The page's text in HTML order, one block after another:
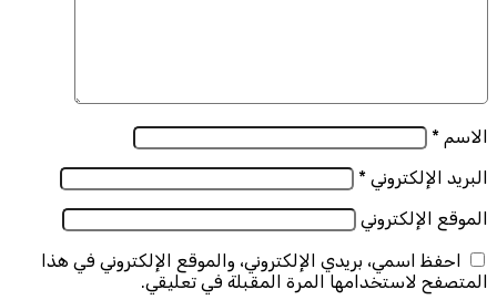
الاسم *
البريد الإلكتروني *
الموقع الإلكتروني
احفظ اسمي، بريدي الإلكتروني، والموقع الإلكتروني في هذا
المتصفح لاستخدامها المرة المقبلة في تعليقي.